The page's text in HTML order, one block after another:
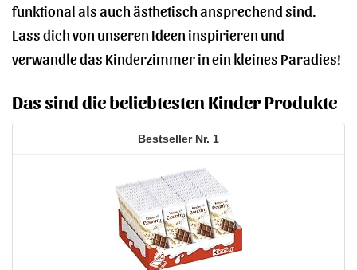
funktional als auch ästhetisch ansprechend sind.
Lass dich von unseren Ideen inspirieren und
verwandle das Kinderzimmer in ein kleines Paradies!
Das sind die beliebtesten Kinder Produkte
1